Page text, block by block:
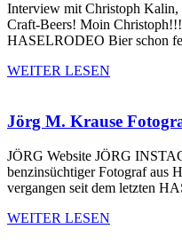
Interview mit Christoph Kalin,
Craft-Beers! Moin
HASELRODEO Bier schon
WEITER LESEN
Jörg M. Krause
JÖRG Website JÖRG
benzinsüchtiger Fotograf aus
vergangen seit dem letzten
WEITER LESEN